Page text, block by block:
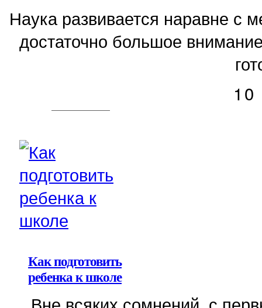
Наука развивается наравне с
достаточно большое
Как подготовить
ребенка к школе